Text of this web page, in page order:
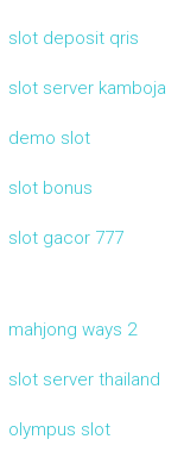
slot deposit qris
slot server kamboja
demo slot
slot bonus
slot gacor 777
mahjong ways 2
slot server thailand
olympus slot